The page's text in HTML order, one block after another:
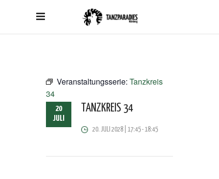
Veranstaltungsserie: Tanzkreis
34
20
JULI
TANZKREIS 34
20. JULI 2028 | 17:45-18:45